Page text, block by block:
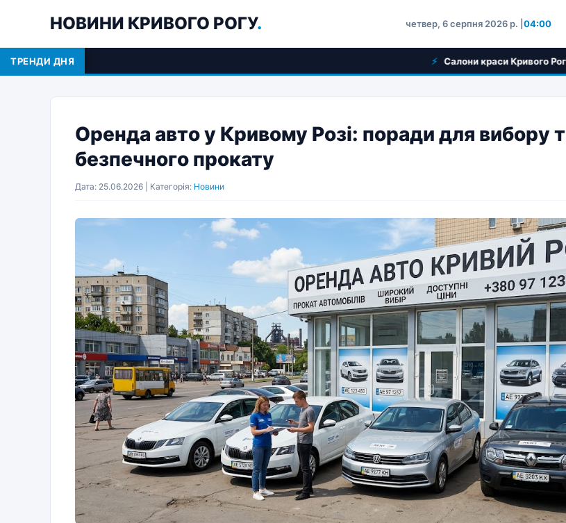
НОВИНИ КРИВОГО РОГУ. четвер, 6 серпня 2026 р. | 04:00
ТРЕНДИ ДНЯ Салони краси Кривого Рогу: огляд
Оренда авто у Кривому Розі: поради для вибору
безпечного прокату
Дата: 25.06.2026 | Категорія: Новини